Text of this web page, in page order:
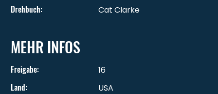
Drehbuch: Cat Clarke
MEHR INFOS
Freigabe: 16
Land: USA